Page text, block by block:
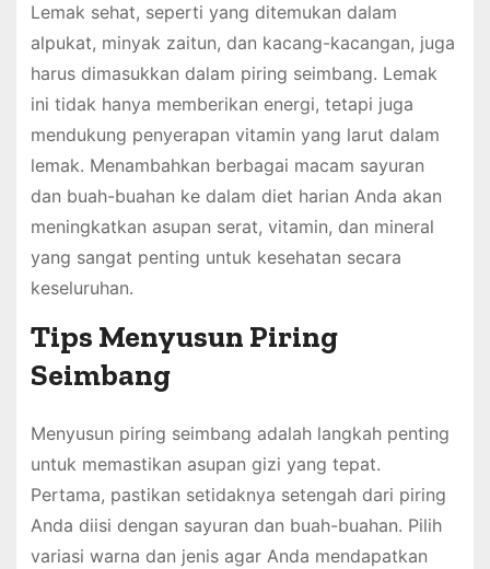
Lemak sehat, seperti yang ditemukan dalam
alpukat, minyak zaitun, dan kacang-kacangan, juga
harus dimasukkan dalam piring seimbang. Lemak
ini tidak hanya memberikan energi, tetapi juga
mendukung penyerapan vitamin yang larut dalam
lemak. Menambahkan berbagai macam sayuran
dan buah-buahan ke dalam diet harian Anda akan
meningkatkan asupan serat, vitamin, dan mineral
yang sangat penting untuk kesehatan secara
keseluruhan.
Tips Menyusun Piring
Seimbang
Menyusun piring seimbang adalah langkah penting
untuk memastikan asupan gizi yang tepat.
Pertama, pastikan setidaknya setengah dari piring
Anda diisi dengan sayuran dan buah-buahan. Pilih
variasi warna dan jenis agar Anda mendapatkan